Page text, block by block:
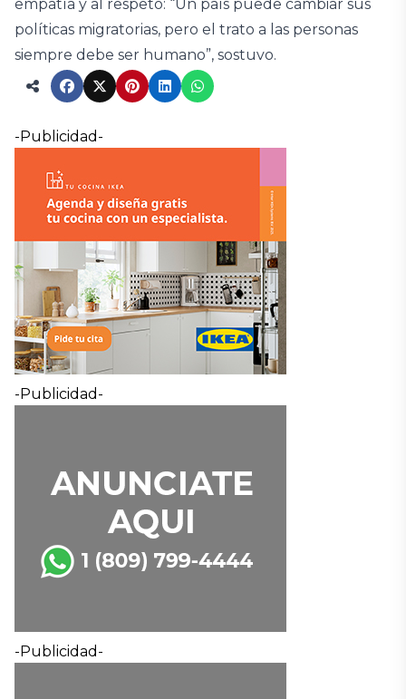
empatía y al respeto: “Un país puede cambiar sus
políticas migratorias, pero el trato a las personas
siempre debe ser humano”, sostuvo.
-Publicidad-
-Publicidad-
-Publicidad-